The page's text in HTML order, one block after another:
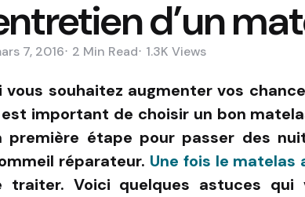
d’un
7, 2016 2 Min Read 1.3K Views
vous souhaitez augmenter vos
important de choisir un bon
première étape pour passer des
réparateur. Une fois le matelas
traiter. Voici quelques astuces